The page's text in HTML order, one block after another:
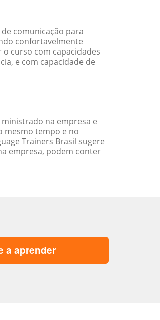
comunicação para
confortavelmente
curso com capacidades
e com capacidade de
na empresa e
mesmo tempo e no
Trainers Brasil sugere
empresa, podem conter
a aprender